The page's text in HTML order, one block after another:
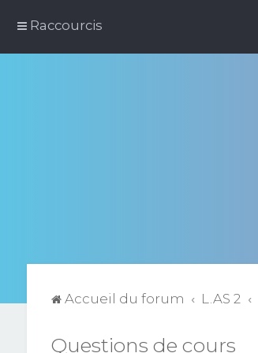
Raccourcis
Accueil du forum L.AS 2
Questions de cours